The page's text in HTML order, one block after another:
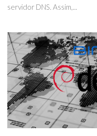
servidor DNS. Assim,...